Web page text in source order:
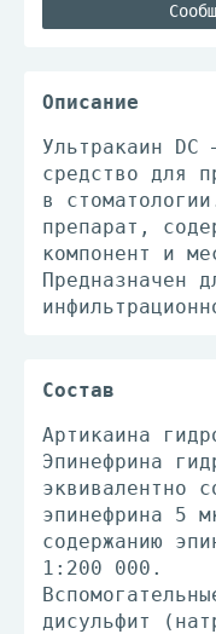
Описание
Ультракаин DC
средство для
в
препарат,
компонент и
Предназначен
Состав
Артикаина
Эпинефрина
эквивалентно
эпинефрина 5
содержанию
1:200 000.
дисульфит